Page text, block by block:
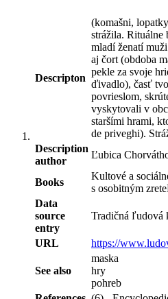
Descripton
(komašni,
strážila. Rituálne
mladí ženatí
aj čort (obdoba
pekle za svoje
ďivadlo), časť
povrieslom,
vyskytovali v
staršími hrami,
de priveghi).
Description
author
Ľubica
Books
Kultové a
s osobitným
Data
source
entry
Tradičná ľudová
URL https://
See also
maska
hry
pohreb